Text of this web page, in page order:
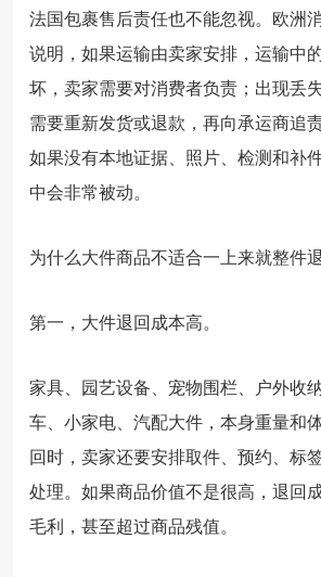
法国包裹售后责任也不能忽视。欧洲
说明，如果运输由卖家安排，运输中
坏，卖家需要对消费者负责；出现丢
需要重新发货或退款，再向承运商追
如果没有本地证据、照片、检测和补
中会非常被动。
为什么大件商品不适合一上来就整件
第一，大件退回成本高。
家具、园艺设备、宠物围栏、户外收
车、小家电、汽配大件，本身重量和
回时，卖家还要安排取件、预约、标
处理。如果商品价值不是很高，退回
毛利，甚至超过商品残值。